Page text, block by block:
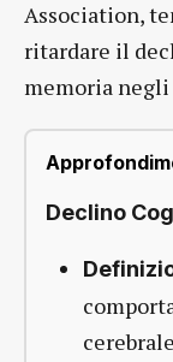
Association,
ritardare il
memoria
Declino